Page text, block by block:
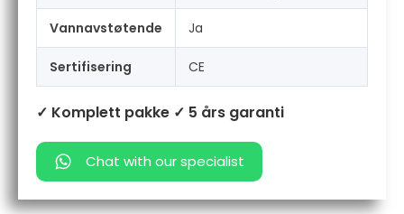
Vannavstøtende Ja
Sertifisering CE
✓ Komplett pakke ✓ 5 års garanti
Chat with our specialist